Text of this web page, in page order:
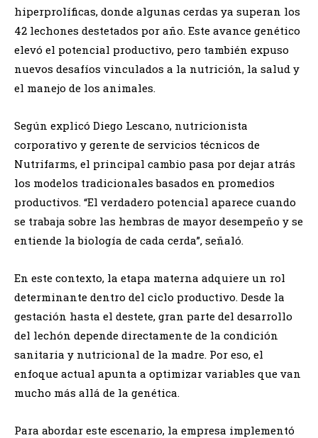
hiperprolíficas, donde algunas cerdas ya superan los
42 lechones destetados por año. Este avance genético
elevó el potencial productivo, pero también expuso
nuevos desafíos vinculados a la nutrición, la salud y
el manejo de los animales.
Según explicó Diego Lescano, nutricionista
corporativo y gerente de servicios técnicos de
Nutrifarms, el principal cambio pasa por dejar atrás
los modelos tradicionales basados en promedios
productivos. “El verdadero potencial aparece cuando
se trabaja sobre las hembras de mayor desempeño y se
entiende la biología de cada cerda”, señaló.
En este contexto, la etapa materna adquiere un rol
determinante dentro del ciclo productivo. Desde la
gestación hasta el destete, gran parte del desarrollo
del lechón depende directamente de la condición
sanitaria y nutricional de la madre. Por eso, el
enfoque actual apunta a optimizar variables que van
mucho más allá de la genética.
Para abordar este escenario, la empresa implementó